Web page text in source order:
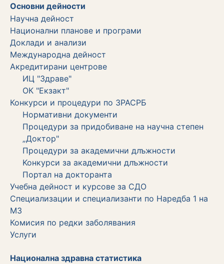
Основни дейности
Научна дейност
Национални планове и програми
Доклади и анализи
Международна дейност
Акредитирани центрове
ИЦ "Здраве"
ОК "Екзакт"
Конкурси и процедури по ЗРАСРБ
Нормативни документи
Процедури за придобиване на научна степен
„Доктор"
Процедури за академични длъжности
Koнкурси за академични длъжности
Портал на докторанта
Учебна дейност и курсове за СДО
Специализации и специализанти по Наредба 1 на
МЗ
Комисия по редки заболявания
Услуги
Национална здравна статистика